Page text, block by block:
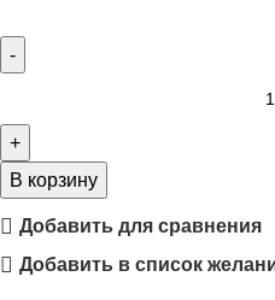
В корзину
Добавить для сравнения
Добавить в список